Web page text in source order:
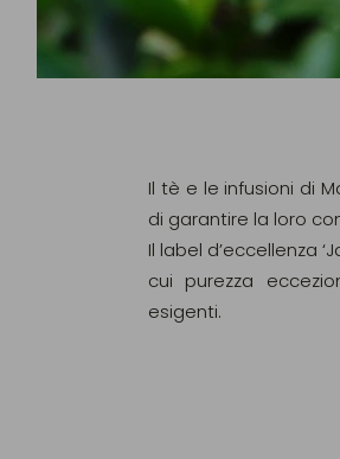
Il tè e le infusioni di
di garantire la loro
Il label d’eccellenza
cui purezza
esigenti.